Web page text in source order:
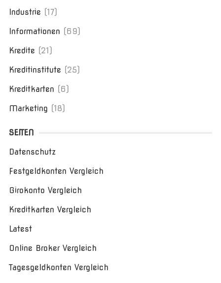
Industrie (17)
Informationen (69)
Kredite (21)
Kreditinstitute (25)
Kreditkarten (6)
Marketing (18)
SEITEN
Datenschutz
Festgeldkonten Vergleich
Girokonto Vergleich
Kreditkarten Vergleich
Latest
Online Broker Vergleich
Tagesgeldkonten Vergleich